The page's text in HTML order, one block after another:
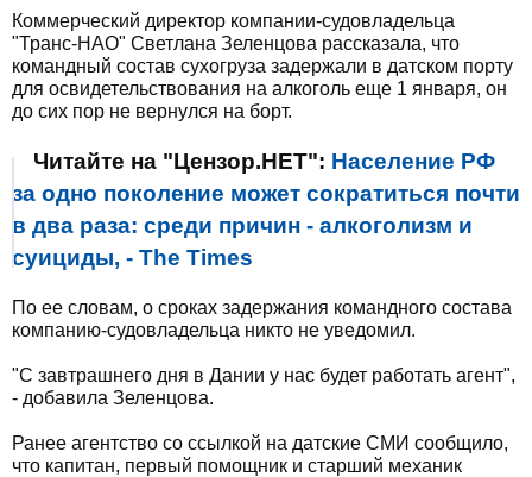
Коммерческий директор компании-судовладельца
"Транс-НАО" Светлана Зеленцова рассказала, что
командный состав сухогруза задержали в датском порту
для освидетельствования на алкоголь еще 1 января, он
до сих пор не вернулся на борт.
Читайте на "Цензор.НЕТ": Население РФ
за одно поколение может сократиться почти
в два раза: среди причин - алкоголизм и
суициды, - The Times
По ее словам, о сроках задержания командного состава
компанию-судовладельца никто не уведомил.
"С завтрашнего дня в Дании у нас будет работать агент",
- добавила Зеленцова.
Ранее агентство со ссылкой на датские СМИ сообщило,
что капитан, первый помощник и старший механик